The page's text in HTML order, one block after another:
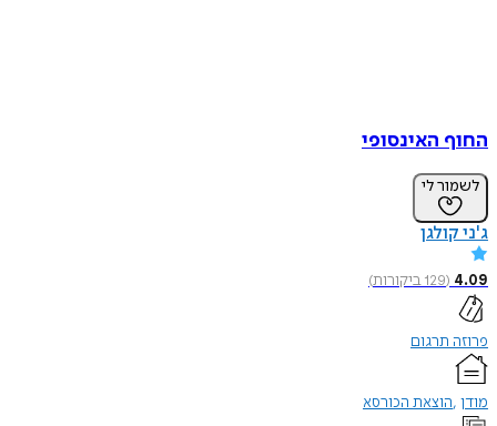
החוף האינסופי
לשמור לי
ג'ני קולגן
4.09
(
129ביקורות)
פרוזה תרגום
מודן הוצאת הכורסא